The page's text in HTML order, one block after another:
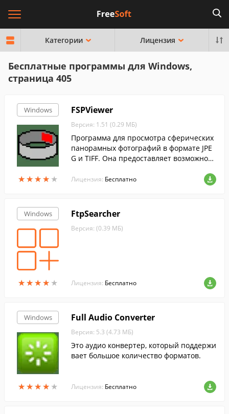
Категории Лицензия
Бесплатные программы для Windows,
страница 405
Windows
★★★★ ★
★★★★ ★
FSPViewer
Версия: 1.51 (0.29 МБ)
Программа для просмотра сферических
панорамных фотографий в формате JPE
G и TIFF. Она предоставляет возможност
режиме и управления горячими точкам
Лицензия: Бесплатно
Windows
★★★★ ★
★★★★ ★
FtpSearcher
Версия: (0.39 МБ)
Лицензия: Бесплатно
Windows
★★★★ ★
★★★★ ★
Full Audio Converter
Версия: 5.3 (4.73 МБ)
Это аудио конвертер, который поддержи
вает большое количество форматов.
Лицензия: Бесплатно